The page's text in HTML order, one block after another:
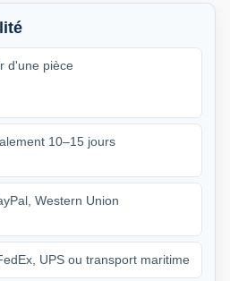
d'une pièce
10–15 jours
Western Union
UPS ou transport maritime